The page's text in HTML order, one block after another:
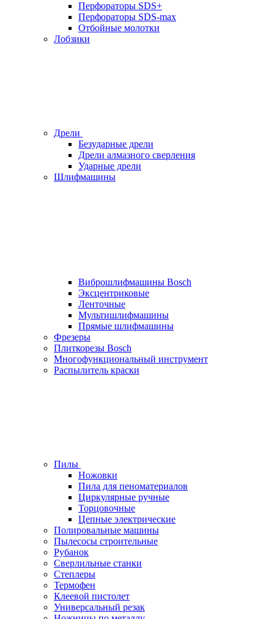
Перфораторы SDS+
Перфораторы SDS-max
Отбойные молотки
Лобзики
Дрели
Безударные дрели
Дрели алмазного сверления
Ударные дрели
Шлифмашины
Виброшлифмашины Bosch
Эксцентриковые
Ленточные
Мультишлифмашины
Прямые шлифмашины
Фрезеры
Плиткорезы Bosch
Многофункциональный инструмент
Распылитель краски
Пилы
Ножовки
Пила для пеноматериалов
Циркулярные ручные
Торцовочные
Цепные электрические
Полировальные машины
Пылесосы cтроительные
Рубанок
Сверлильные станки
Степлеры
Термофен
Клеевой пистолет
Универсальный резак